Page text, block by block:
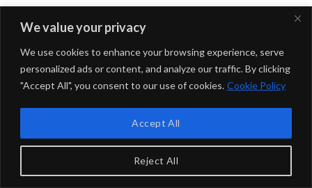
We value your privacy
We use cookies to enhance your browsing experience, serve
personalized ads or content, and analyze our traffic. By clicking
"Accept All", you consent to our use of cookies. Cookie Policy
Reject All
Accept All
Copyright 2026 ©Saphir Professional- Naico srl | P.IVA
15026241998